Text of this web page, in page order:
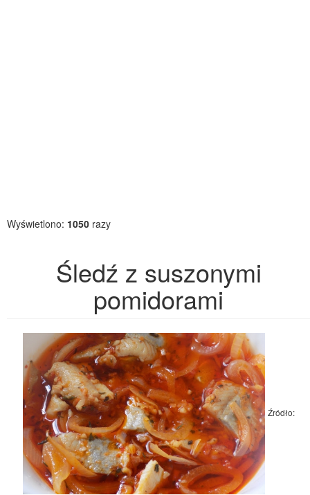
Wyświetlono: 1050 razy
Śledź z suszonymi
pomidorami
Źródło: